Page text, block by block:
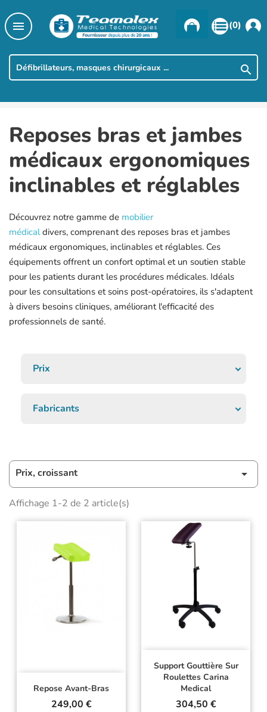
 (0)

Reposes bras et jambes
médicaux ergonomiques
inclinables et réglables
Découvrez notre gamme de mobilier
médicaldivers, comprenant des reposes bras et jambes
médicaux ergonomiques, inclinables et réglables. Ces
équipements offrent un confort optimal et un soutien stable
pour les patients durant les procédures médicales. Idéals
pour les consultations et soins post-opératoires, ils s'adaptent
à divers besoins cliniques, améliorant l'efficacité des
professionnels de santé.
Prix
Fabricants
Prix, croissant 
Affichage 1-2 de 2 article(s)
Repose Avant-Bras
Prix
249,00 €
Support Gouttière Sur
Roulettes Carina
Medical
Prix
304,50 €